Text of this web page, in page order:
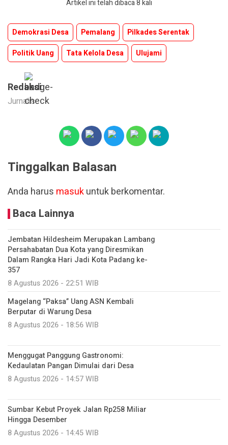
Artikel ini telah dibaca 8 kali
Demokrasi Desa Pemalang
Pilkades Serentak
Politik Uang
Tata Kelola Desa Ulujami
Redaksi
Jurnalis
Tinggalkan Balasan
Anda harus masukuntuk berkomentar.
Baca Lainnya
Jembatan Hildesheim Merupakan Lambang
Persahabatan Dua Kota yang Diresmikan
Dalam Rangka Hari Jadi Kota Padang ke-
357
8 Agustus 2026 - 22:51 WIB
Magelang “Paksa” Uang ASN Kembali
Berputar di Warung Desa
8 Agustus 2026 - 18:56 WIB
Menggugat Panggung Gastronomi:
Kedaulatan Pangan Dimulai dari Desa
8 Agustus 2026 - 14:57 WIB
Sumbar Kebut Proyek Jalan Rp258 Miliar
Hingga Desember
8 Agustus 2026 - 14:45 WIB